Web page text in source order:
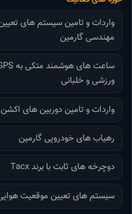
مهندسی گارمین
ورزشی و خلبانی
واردات و تامین دوربین های اکشن
رهیاب های خودرویی گارمین
دوچرخه های ثابت با برند Tacx
سیستم های تعیین موقعیت